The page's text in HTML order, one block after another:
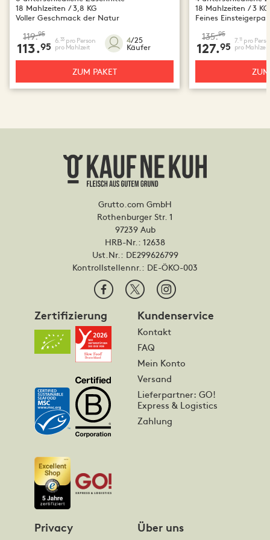
18 Mahlzeiten / 3,8 KG
Voller Geschmack der Natur
119.95
113.95
6. 33pro Person
pro Mahlzeit
4/25
Käufer
ZUM PAKET
18 Mahlzeiten / 3 KG
Feines
135.95
127.95
7. 11 pro
pro Mahlzeit
Grutto.com GmbH
Rothenburger Str. 1
97239 Aub
HRB-Nr.: 12638
Ust.Nr.: DE299626799
Kontrollstellennr.: DE-ÖKO-003
Zertifizierung
Kundenservice
Kontakt
FAQ
Mein Konto
Versand
Lieferpartner: GO!
Express & Logistics
Zahlung
Privacy
Über uns